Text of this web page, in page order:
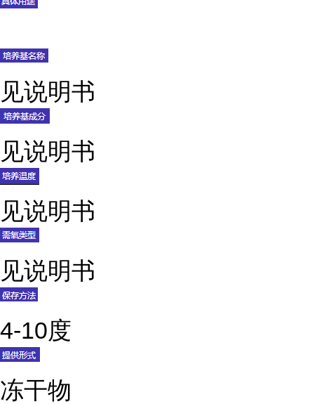
见说明书
见说明书
见说明书
见说明书
4-10度
冻干物